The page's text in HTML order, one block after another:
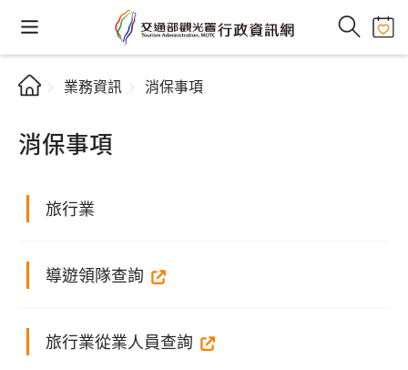
業務資訊 消保事項
消保事項
旅行業
導遊領隊查詢
旅行業從業人員查詢